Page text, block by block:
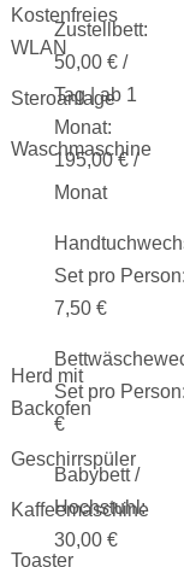
Kostenfreies
WLAN
Steroanlage
Waschmaschine
Herd mit
Backofen​
Geschirrspüler
Kaffeemaschine
Toaster
Zustellbett:
50,00 € /
Tag | ab 1
Monat:
195,00 € /
Monat
Set pro
7,50 €
Set pro
€
Babybett /
Hochstuhl:
30,00 €